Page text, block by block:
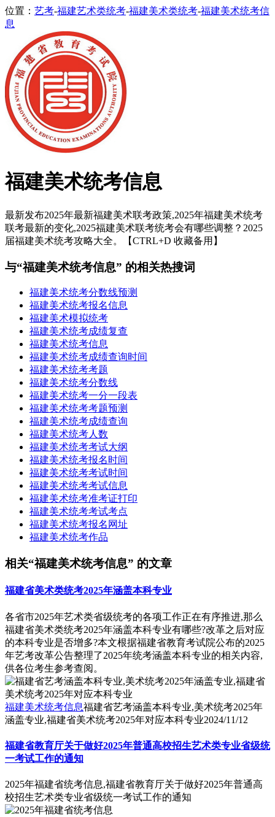
位置： 艺考-福建艺术类统考-福建美术类统考-福建美术统考信
息
福建美术统考信息
最新发布2025年最新福建美术联考政策,2025年福建美术统考
联考最新的变化,2025福建美术联考统考会有哪些调整？2025
届福建美术统考攻略大全。【CTRL+D 收藏备用】
与“福建美术统考信息” 的相关热搜词
福建美术统考分数线预测
福建美术统考报名信息
福建美术模拟统考
福建美术统考成绩复查
福建美术统考信息
福建美术统考成绩查询时间
福建美术统考考题
福建美术统考分数线
福建美术统考一分一段表
福建美术统考考题预测
福建美术统考成绩查询
福建美术统考人数
福建美术统考考试大纲
福建美术统考报名时间
福建美术统考考试时间
福建美术统考考试信息
福建美术统考准考证打印
福建美术统考考试考点
福建美术统考报名网址
福建美术统考作品
相关“福建美术统考信息” 的文章
福建省美术类统考2025年涵盖本科专业
各省市2025年艺术类省级统考的各项工作正在有序推进,那么
福建省美术类统考2025年涵盖本科专业有哪些?改革之后对应
的本科专业是否增多?本文根据福建省教育考试院公布的2025
年艺考改革公告整理了2025年统考涵盖本科专业的相关内容,
供各位考生参考查阅。
福建美术统考信息福建省艺考涵盖本科专业,美术统考2025年
涵盖专业,福建省美术统考2025年对应本科专业2024/11/12
福建省教育厅关于做好2025年普通高校招生艺术类专业省级统
一考试工作的通知
2025年福建省统考信息,福建省教育厅关于做好2025年普通高
校招生艺术类专业省级统一考试工作的通知